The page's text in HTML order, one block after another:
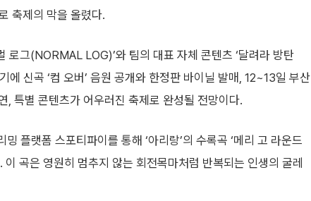
축제의 막을 올렸다.
로그(NORMAL LOG)’와 팀의 대표 자체 콘텐츠 ‘달려라 방탄
신곡 ‘컴 오버’ 음원 공개와 한정판 바이닐 발매, 12~13일 부산
, 특별 콘텐츠가 어우러진 축제로 완성될 전망이다.
플랫폼 스포티파이를 통해 ‘아리랑’의 수록곡 ‘메리 고 라운드
곡은 영원히 멈추지 않는 회전목마처럼 반복되는 인생의 굴레